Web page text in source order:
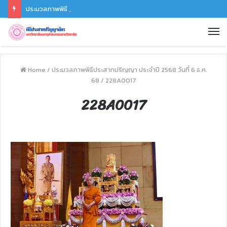
ประมวลภาพพิธีซ้อมรับปริญญา ประจำปี 2568 วันที่ 6 ธ.ค. 68
Home / ประมวลภาพพิธีประสาทปริญญา ประจำปี 2568 วันที่ 6 ธ.ค.
68 / 228A0017
228A0017